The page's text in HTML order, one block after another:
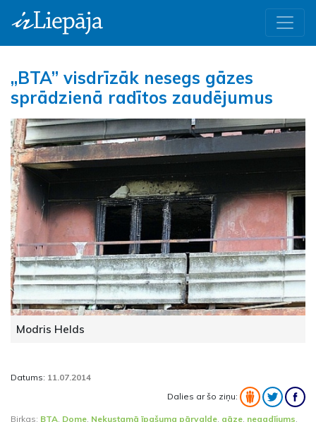
„BTA” visdrīzāk nesegs gāzes
sprādzienā radītos zaudējumus
Modris Helds
Datums: 11.07.2014
Dalies ar šo ziņu:
Birkas: BTA Dome Nekustamā īpašuma pārvalde gāze negadījums